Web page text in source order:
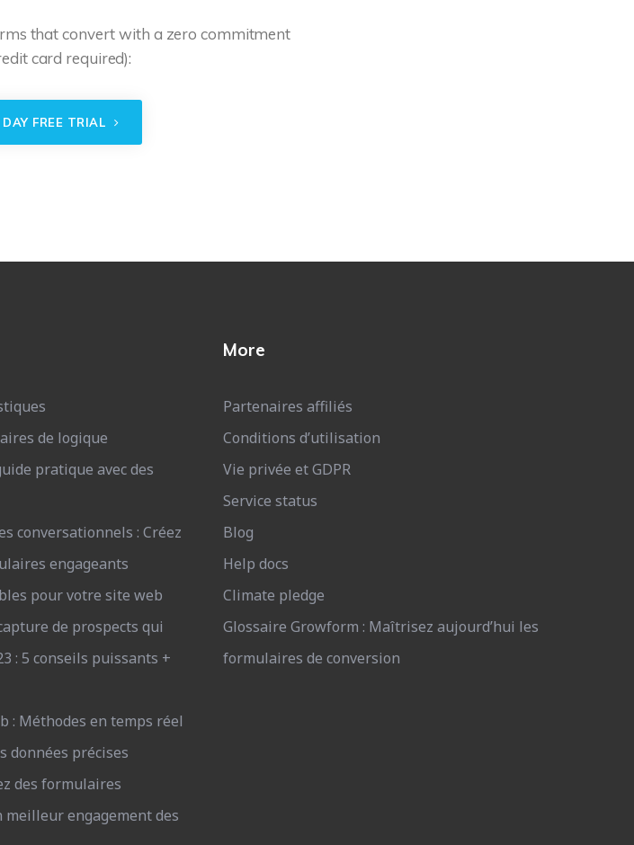
that convert with a zero commitment
card required):
FREE TRIAL
de logique
pratique avec des
conversationnels : Créez
engageants
pour votre site web
de prospects qui
: 5 conseils puissants +
: Méthodes en temps réel
données précises
des formulaires
engagement des
More
Partenaires affiliés
Conditions d’utilisation
Vie privée et GDPR
Service status
Blog
Help docs
Climate pledge
Glossaire Growform : Maîtrisez aujourd’hui les
formulaires de conversion